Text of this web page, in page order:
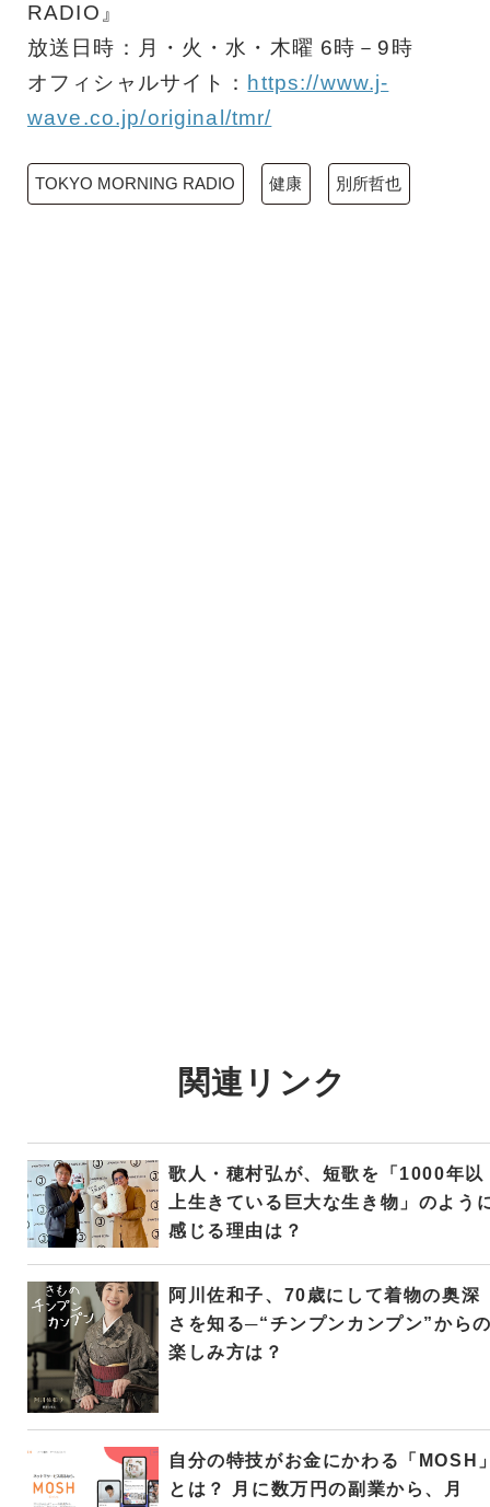
RADIO』
放送日時：月・火・水・木曜 6時－9時
オフィシャルサイト： https://www.j-
wave.co.jp/original/tmr/
TOKYO MORNING RADIO 健康 別所哲也
関連リンク
歌人・穂村弘が、短歌を「1000年以
上生きている巨大な生き物」のよう
感じる理由は？
阿川佐和子、70歳にして着物の奥深
さを知る─“チンプンカンプン”から
楽しみ方は？
自分の特技がお金にかわる「MOSH
とは？ 月に数万円の副業から、月